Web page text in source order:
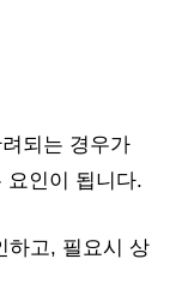
되는 경우가
요인이 됩니다.
하고, 필요시 상